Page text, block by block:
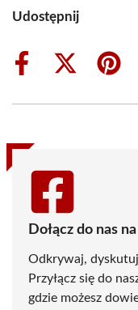
Udostępnij
Share
Share
(Twitter)
Share
Dołącz do nas
Odkrywaj,
Przyłącz się do
gdzie możesz